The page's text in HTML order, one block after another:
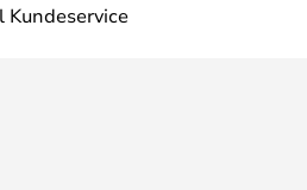
Kundeservice